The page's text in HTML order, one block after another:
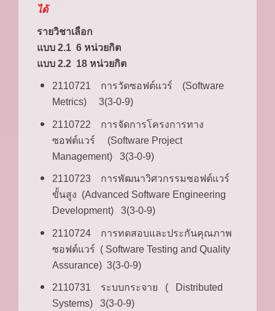
ได้
รายวิชาเลือก
แบบ 2.1 6 หน่วยกิต
แบบ 2.2 18 หน่วยกิต
2110721 การวัดซอฟต์แวร์ (Software
Metrics) 3(3-0-9)
2110722 การจัดการโครงการทาง
ซอฟต์แวร์ (Software Project
Management) 3(3-0-9)
2110723 การพัฒนาวิศวกรรมซอฟต์แวร์
ขั้นสูง (Advanced Software Engineering
Development) 3(3-0-9)
2110724 การทดสอบและประกันคุณภาพ
ซอฟต์แวร์ ( Software Testing and Quality
Assurance) 3(3-0-9)
2110731 ระบบกระจาย ( Distributed
Systems) 3(3-0-9)